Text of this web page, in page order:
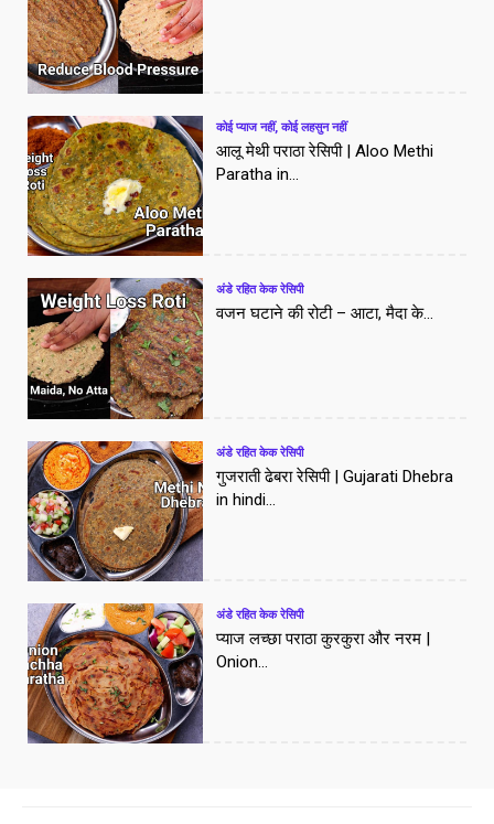
कोई प्याज नहीं, कोई लहसुन नहीं
आलू मेथी पराठा रेसिपी | Aloo Methi
Paratha in...
अंडे रहित केक रेसिपी
वजन घटाने की रोटी – आटा, मैदा के...
अंडे रहित केक रेसिपी
गुजराती ढेबरा रेसिपी | Gujarati Dhebra
in hindi...
अंडे रहित केक रेसिपी
प्याज लच्छा पराठा कुरकुरा और नरम |
Onion...